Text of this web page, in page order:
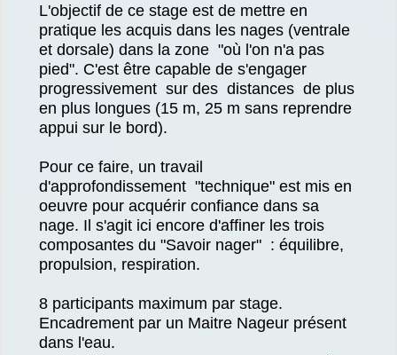
L'objectif de ce stage est de mettre en
pratique les acquis dans les nages (ventrale
et dorsale) dans la zone "où l'on n'a pas
pied". C'est être capable de s'engager
progressivement sur des distances de plus
en plus longues (15 m, 25 m sans reprendre
appui sur le bord).
Pour ce faire, un travail
d'approfondissement "technique" est mis en
oeuvre pour acquérir confiance dans sa
nage. Il s'agit ici encore d'affiner les trois
composantes du "Savoir nager" : équilibre,
propulsion, respiration.
8 participants maximum par stage.
Encadrement par un Maitre Nageur présent
dans l'eau.